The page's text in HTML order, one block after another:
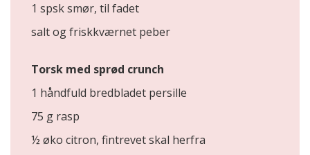
1 spsk smør, til fadet
salt og friskkværnet peber
Torsk med sprød crunch
1 håndfuld bredbladet persille
75 g rasp
½ øko citron, fintrevet skal herfra